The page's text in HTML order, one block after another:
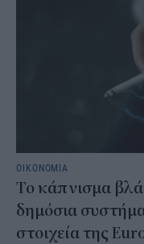
ΟΙΚΟΝΟΜΙΑ
Το κάπνισμα
δημόσια
στοιχεία της